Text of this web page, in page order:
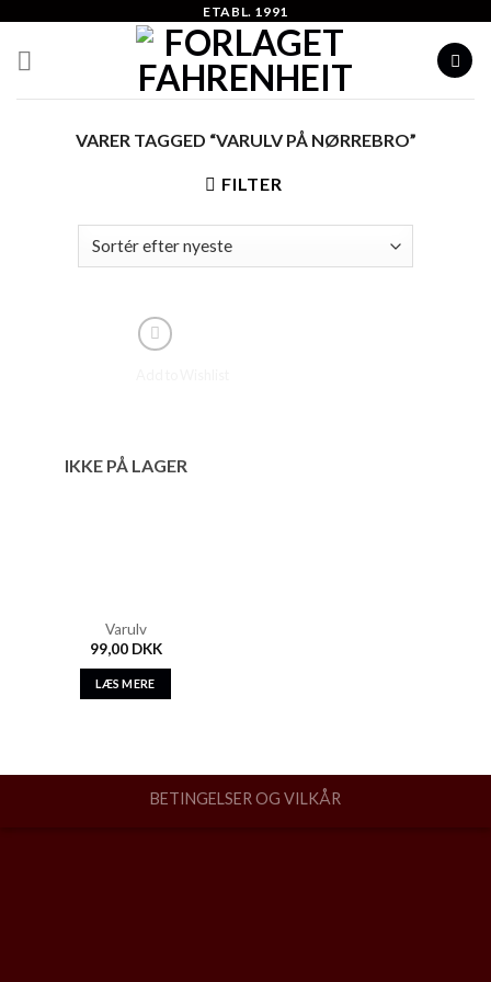
content
ETABL. 1991
VARER TAGGED “VARULV PÅ NØRREBRO”
FILTER
IKKE PÅ LAGER
Varulv
99,00 DKK
LÆS MERE
BETINGELSER OG VILKÅR